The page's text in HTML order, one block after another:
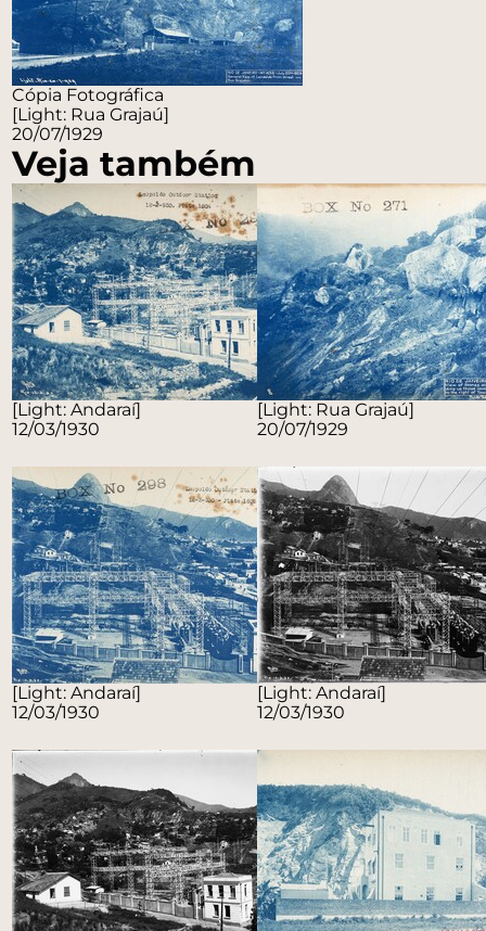
Cópia Fotográfica
[Light: Rua Grajaú]
20/07/1929
Veja também
[Light: Andaraí]
12/03/1930
[Light: Rua Grajaú]
20/07/1929
[Light: Andaraí]
12/03/1930
[Light: Andaraí]
12/03/1930